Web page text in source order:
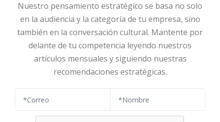
Nuestro pensamiento estratégico se basa no solo
en la audiencia y la categoría de tu empresa, sino
también en la conversación cultural. Mantente por
delante de tu competencia leyendo nuestros
artículos mensuales y siguiendo nuestras
recomendaciones estratégicas.